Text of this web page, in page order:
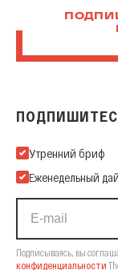
Подпишитесь на
Утренний бриф
Еженедельный
Подписываясь, вы
конфиденциальности